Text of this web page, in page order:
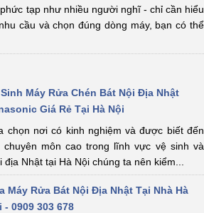
tạp như nhiều người nghĩ - chỉ cần hiểu
cầu và chọn đúng dòng máy, bạn có thể
Sinh Máy Rửa Chén Bát Nội Địa Nhật
Giá Rẻ Tại Hà Nội
chọn nơi có kinh nghiệm và được biết đến
chuyên môn cao trong lĩnh vực vệ sinh và
Nhật tại Hà Nội chúng ta nên kiểm...
Máy Rửa Bát Nội Địa Nhật Tại Nhà Hà
- 0909 303 678